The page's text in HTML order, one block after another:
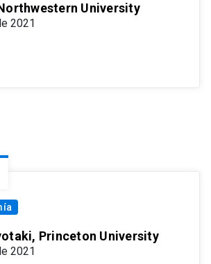
University
2021
Princeton University
2021